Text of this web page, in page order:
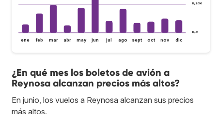
B/.0
B/.1,000
ene feb mar abr may jun jul ago sept oct nov dic
¿En qué mes los boletos de avión a
Reynosa alcanzan precios más altos?
En junio, los vuelos a Reynosa alcanzan sus precios
más altos.